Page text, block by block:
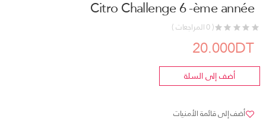
Citro Challenge 6 -ème année
( 0 المراجعات )
20.000DT
أضف إلى السلة
أضف إلى قائمة الأمنيات